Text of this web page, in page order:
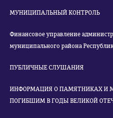
МУНИЦИПАЛЬНЫЙ КОНТРОЛЬ
Финансовое управление
муниципального района
ПУБЛИЧНЫЕ СЛУШАНИЯ
ИНФОРМАЦИЯ О ПАМЯТНИКАХ И
ПОГИБШИМ В ГОДЫ ВЕЛИКОЙ